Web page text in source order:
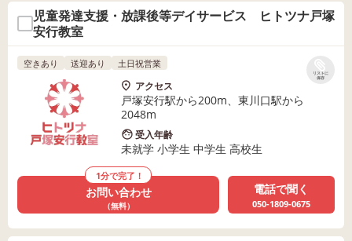
児童発達支援・放課後等デイサービス ヒトツナ戸塚
安行教室
リストに
保存
空きあり 送迎あり 土日祝営業
アクセス
戸塚安行駅から200m、東川口駅から
2048m
受入年齢
未就学 小学生 中学生 高校生
1分で完了！
お問い合わせ
（無料）
電話で聞く
050-1809-0675